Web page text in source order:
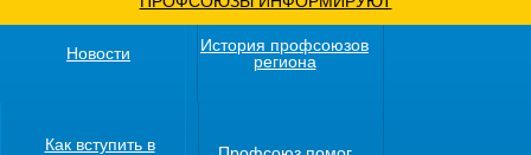
Новости
История профсоюзов
региона
Как вступить в